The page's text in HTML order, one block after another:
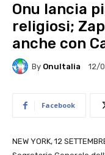
Onu lancia
religiosi;
anche con
By OnuItalia 12/
Facebook
NEW YORK, 12